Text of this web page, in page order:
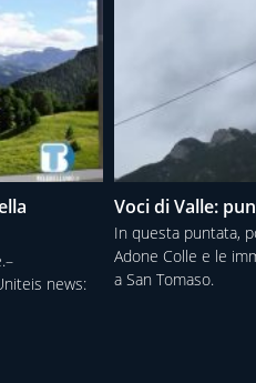
news:
Voci di Valle:
In questa puntata,
Adone Colle e le
a San Tomaso.